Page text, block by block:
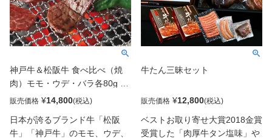
く、神戸牛と同様、霜降りの脂
肪分には甘みもあり、まろやか
で舌先で溶け出すとろけるよう
な食感のお肉です。モモ肉は脂
肪分が少なく、脂分も少ないた
め、きめ細かい柔らかな赤身が
堪能できます。ウデ肉は肉色も
濃く、スジが多いため肉質はし
しめます。バラ肉は繊維質が多
神戸牛＆松阪牛 食べ比べ（焼
肉）モモ・ウデ・バラ各80g 計
480g
販売価格 ¥14,800
日本が誇るブランド牛「松阪
牛」「神戸牛」のモモ、ウデ、
牛たん三昧セット
販売価格 ¥12,800
ベストお取り寄せ大賞2018金賞
受賞した「肉厚牛タン塩味」や